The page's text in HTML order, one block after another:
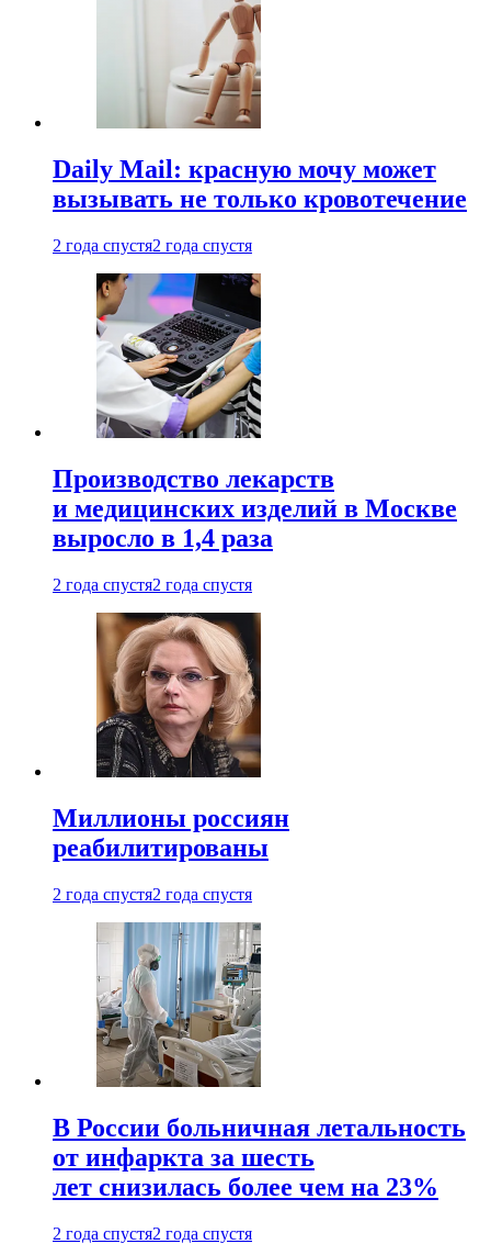
Daily Mail: красную мочу может
вызывать не только кровотечение
2 года спустя2 года спустя
Производство лекарств
и медицинских изделий в Москве
выросло в 1,4 раза
2 года спустя2 года спустя
Миллионы россиян
реабилитированы
2 года спустя2 года спустя
В России больничная летальность
от инфаркта за шесть
лет снизилась более чем на 23%
2 года спустя2 года спустя